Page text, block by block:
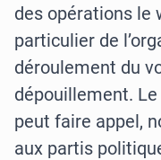
des opérations le
particulier de
déroulement du
dépouillement.
peut faire appel,
aux partis